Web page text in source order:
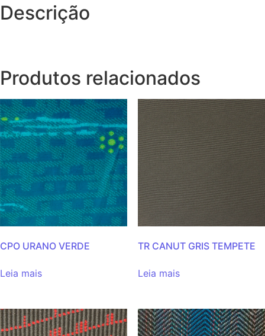
Descrição
Produtos relacionados
CPO URANO VERDE
Leia mais
TR CANUT GRIS TEMPETE
Leia mais